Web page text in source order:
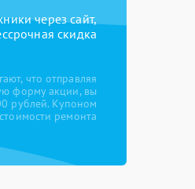
через сайт,
скидка
что отправляя
форму акции, вы
рублей. Купоном
ремонта